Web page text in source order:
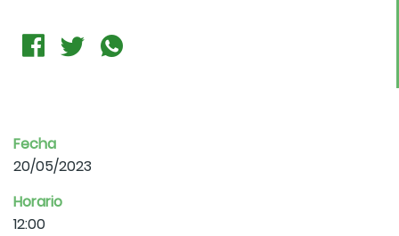
Fecha
20/05/2023
Horario
12:00